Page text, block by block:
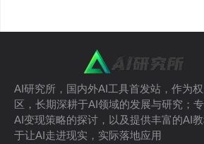
AI研究所，国内外AI工具首发站，作为
区，长期深耕于AI领域的发展与研究；
AI变现策略的探讨，以及提供丰富的AI
于让AI走进现实，实际落地应用